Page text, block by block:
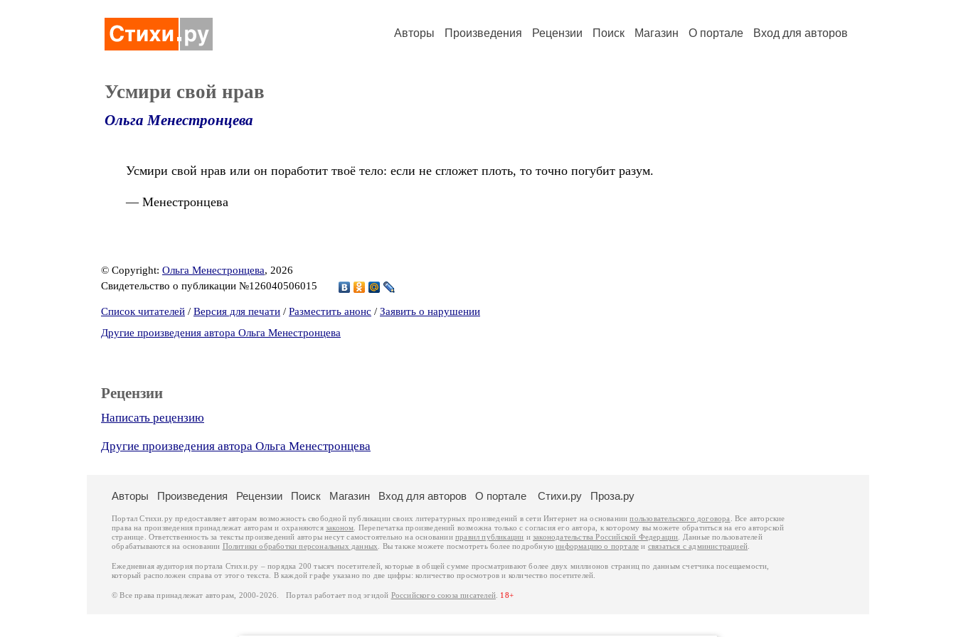
Авторы Произведения Рецензии Поиск Магазин О портале Вход для авторов
Усмири свой нрав
Ольга Менестронцева
Усмири свой нрав или он поработит твоё тело: если не сгложет плоть, то точно погубит разум.
— Менестронцева
© Copyright: Ольга Менестронцева, 2026
Свидетельство о публикации №126040506015
Список читателей / Версия для печати / Разместить анонс / Заявить о нарушении
Другие произведения автора Ольга Менестронцева
Рецензии
Написать рецензию
Другие произведения автора Ольга Менестронцева
Авторы Произведения Рецензии Поиск Магазин Вход для авторов О портале Стихи.ру Проза.ру
Портал Стихи.ру предоставляет авторам возможность свободной публикации своих литературных произведений в сети Интернет на основаниипользовательского договора
. Все авторские
права на произведения принадлежат авторам и охраняются законом . Перепечатка произведений возможна только с согласия его автора, к которому вы можете обратиться на его авторской
странице. Ответственность за тексты произведений авторы несут самостоятельно на основанииправил публикации изаконодательства Российской Федерации . Данные пользователей
обрабатываются на основании Политики обработки персональных данных . Вы также можете посмотреть более подробнуюинформацию о портале и связаться с администрацией
Ежедневная аудитория портала Стихи.ру – порядка 200 тысяч посетителей, которые в общей сумме просматривают более двух миллионов страниц по данным счетчика посещаемости,
который расположен справа от этого текста. В каждой графе указано по две цифры: количество просмотров и количество посетителей.
© Все права принадлежат авторам, 2000-2026. Портал работает под эгидой Российского союза писателей 18+